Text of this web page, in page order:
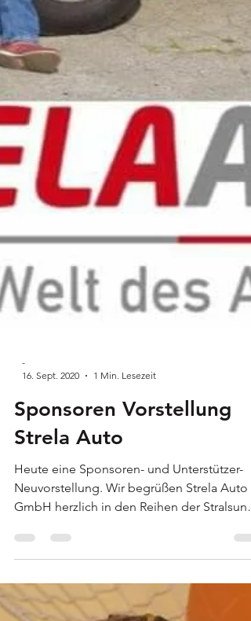
16. Sept. 2020
1 Min. Lesezeit
Sponsoren Vorstellung
Strela Auto
Heute eine Sponsoren- und Unterstützer-
GmbH herzlich in den Reihen der Stralsund
Pirates und...